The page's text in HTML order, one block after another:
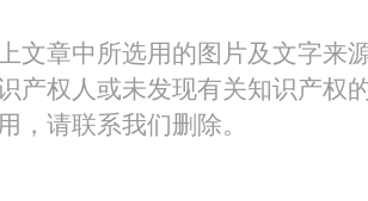
文章中所选用的图片及文字来
产权人或未发现有关知识产权
，请联系我们删除。